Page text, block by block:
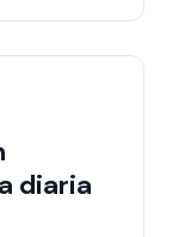
diaria